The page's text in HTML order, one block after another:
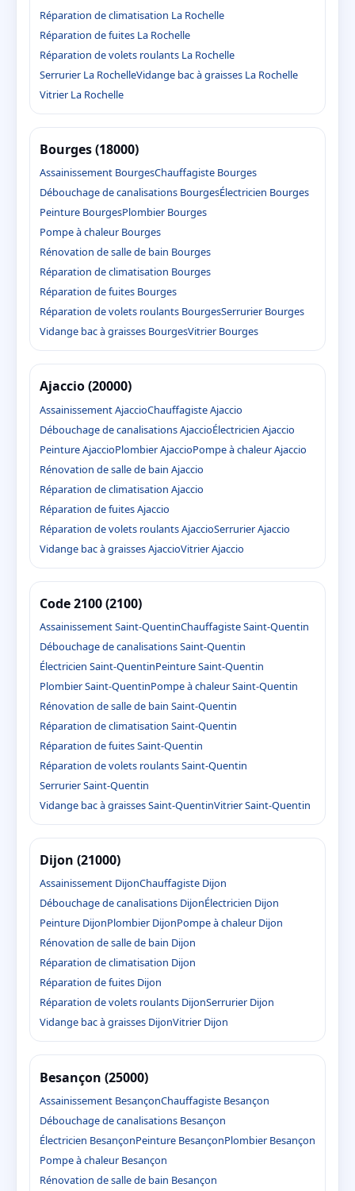
Réparation de climatisation La Rochelle
Réparation de fuites La Rochelle
Réparation de volets roulants La Rochelle
Serrurier La RochelleVidange bac à graisses La Rochelle
Vitrier La Rochelle
Bourges (18000)
Assainissement BourgesChauffagiste Bourges
Débouchage de canalisations BourgesÉlectricien Bourges
Peinture BourgesPlombier Bourges
Pompe à chaleur Bourges
Rénovation de salle de bain Bourges
Réparation de climatisation Bourges
Réparation de fuites Bourges
Réparation de volets roulants BourgesSerrurier Bourges
Vidange bac à graisses BourgesVitrier Bourges
Ajaccio (20000)
Assainissement AjaccioChauffagiste Ajaccio
Débouchage de canalisations AjaccioÉlectricien Ajaccio
Peinture AjaccioPlombier AjaccioPompe à chaleur Ajaccio
Rénovation de salle de bain Ajaccio
Réparation de climatisation Ajaccio
Réparation de fuites Ajaccio
Réparation de volets roulants AjaccioSerrurier Ajaccio
Vidange bac à graisses AjaccioVitrier Ajaccio
Code 2100 (2100)
Assainissement Saint-QuentinChauffagiste Saint-Quentin
Débouchage de canalisations Saint-Quentin
Électricien Saint-QuentinPeinture Saint-Quentin
Plombier Saint-QuentinPompe à chaleur Saint-Quentin
Rénovation de salle de bain Saint-Quentin
Réparation de climatisation Saint-Quentin
Réparation de fuites Saint-Quentin
Réparation de volets roulants Saint-Quentin
Serrurier Saint-Quentin
Vidange bac à graisses Saint-QuentinVitrier Saint-Quentin
Dijon (21000)
Assainissement DijonChauffagiste Dijon
Débouchage de canalisations DijonÉlectricien Dijon
Peinture DijonPlombier DijonPompe à chaleur Dijon
Rénovation de salle de bain Dijon
Réparation de climatisation Dijon
Réparation de fuites Dijon
Réparation de volets roulants DijonSerrurier Dijon
Vidange bac à graisses DijonVitrier Dijon
Besançon (25000)
Assainissement BesançonChauffagiste Besançon
Débouchage de canalisations Besançon
Électricien BesançonPeinture BesançonPlombier Besançon
Pompe à chaleur Besançon
Rénovation de salle de bain Besançon